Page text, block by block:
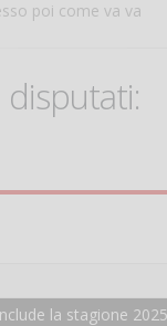
poi come va va
la stagione